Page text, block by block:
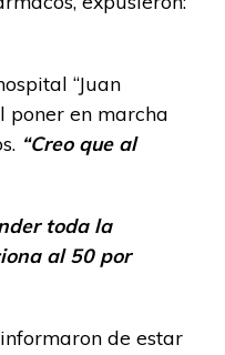
“Juan
poner en marcha
“Creo que al
toda la
al 50 por
de estar